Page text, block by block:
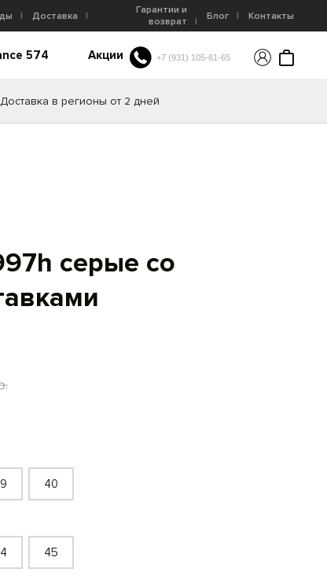
Доставка
Гарантии и
возврат
Блог Контакты
574 Акции +7 (931) 105-61-65
Доставка в регионы от 2 дней
серые со
40
45